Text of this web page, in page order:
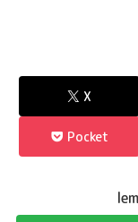
X
Pocket